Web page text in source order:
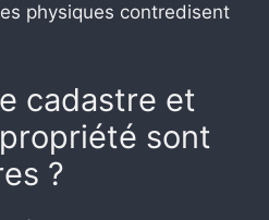
physiques contredisent
cadastre et
sont
?